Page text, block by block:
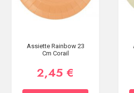
Assiette Rainbow 23
Cm Corail
2,45 €